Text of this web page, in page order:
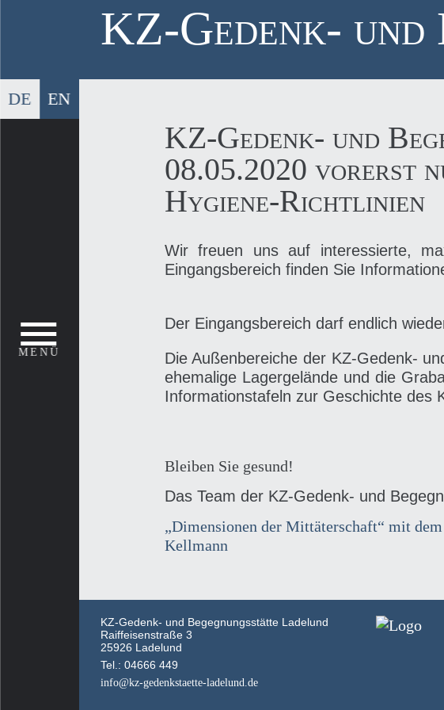
KZ-Gedenk-
DE EN
KZ-Gedenk- und
08.05.2020 vorerst
Hygiene-Richtlinien
Wir freuen uns auf interessierte,
Eingangsbereich finden Sie
Der Eingangsbereich darf endlich
Die Außenbereiche der KZ-Gedenk-
ehemalige Lagergelände und die
Informationstafeln zur Geschichte des
Bleiben Sie gesund!
Das Team der KZ-Gedenk- und
Beitragsnavigation
„Dimensionen der Mittäterschaft“ mit
Kellmann
KZ-Gedenk- und Begegnungsstätte Ladelund
Raiffeisenstraße 3
25926 Ladelund
Tel.: 04666 449
info@kz-gedenkstaette-ladelund.de